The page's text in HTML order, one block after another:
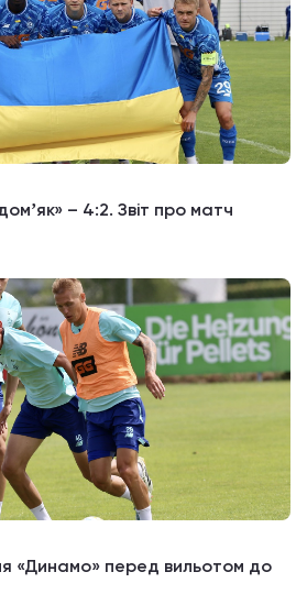
– 4:2. Звіт про матч
«Динамо» перед вильотом до